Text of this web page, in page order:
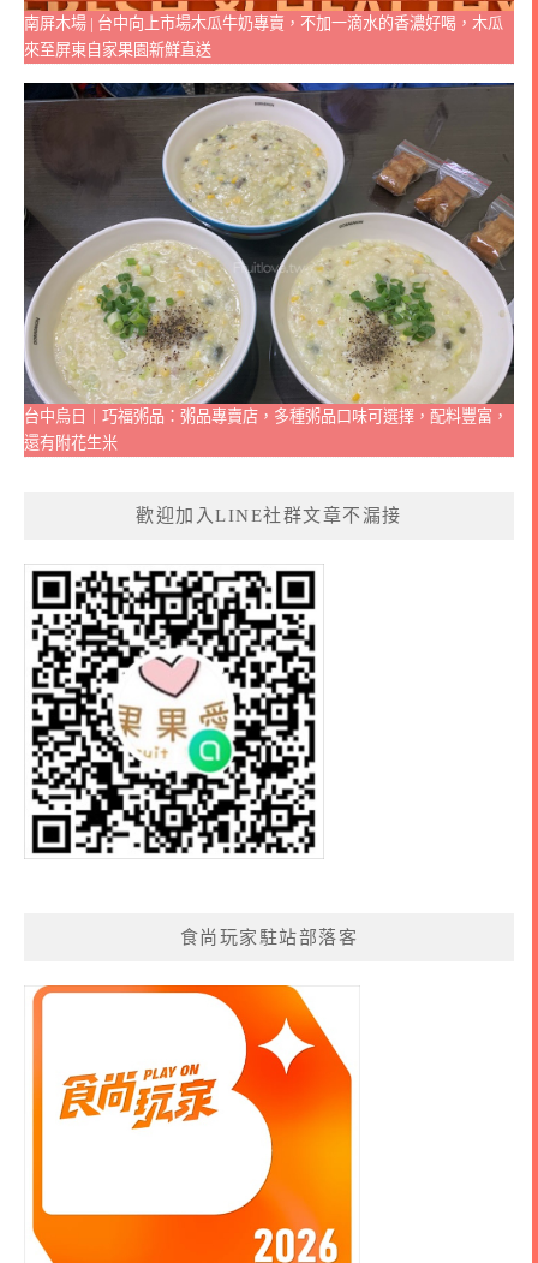
南屏木場 | 台中向上市場木瓜牛奶專賣，不加一滴水的香濃好喝，木瓜
來至屏東自家果園新鮮直送
台中烏日｜巧福粥品：粥品專賣店，多種粥品口味可選擇，配料豐富，
還有附花生米
歡迎加入LINE社群文章不漏接
食尚玩家駐站部落客